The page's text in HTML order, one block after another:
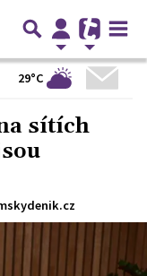
29°C
sítích